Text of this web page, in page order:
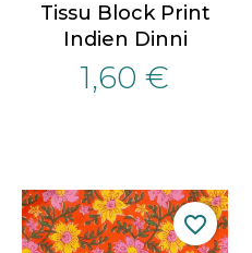
Tissu Block Print
Indien Dinni
1,60 €
favorite_border